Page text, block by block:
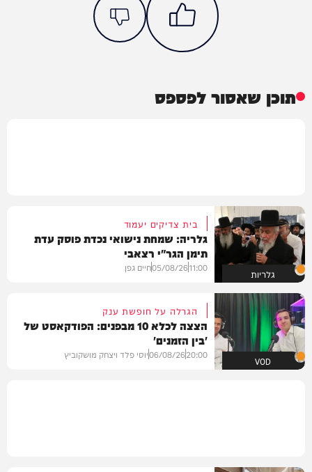
תוכן שאסור לפספס
גלריות
בית צדיקים יעמוד
גלריה: שמחת נישואי נכדת פוסק עדת
תימן הגר"י רצאבי
11:00
05/08/26חיים גפן
VOD
הגרלה על חופשת ענק
הצצה לכלא 10 מבפנים: הפודקאסט של
'בין הזמנים'
20:00
06/08/26יוסי פלד ויצחק מושקוביץ